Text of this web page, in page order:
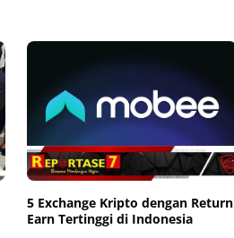
5 Exchange Kripto dengan Return
Earn Tertinggi di Indonesia